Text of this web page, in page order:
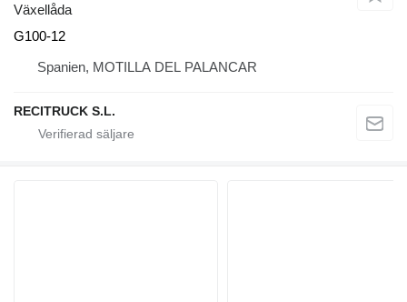
Växellåda
G100-12
Spanien, MOTILLA DEL PALANCAR
RECITRUCK S.L.